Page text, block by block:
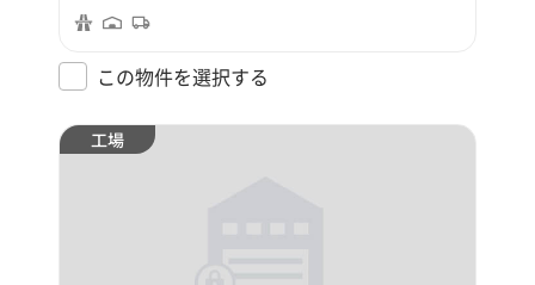
この物件を選択する
工場